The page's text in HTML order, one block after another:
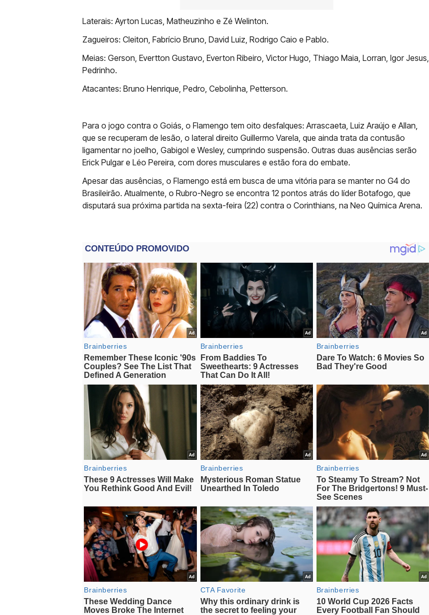
Laterais: Ayrton Lucas, Matheuzinho e Zé Welinton.
Zagueiros: Cleiton, Fabrício Bruno, David Luiz, Rodrigo Caio e Pablo.
Meias: Gerson, Evertton Gustavo, Everton Ribeiro, Victor Hugo, Thiago Maia, Lorran, Igor Jesus,
Pedrinho.
Atacantes: Bruno Henrique, Pedro, Cebolinha, Petterson.
Para o jogo contra o Goiás, o Flamengo tem oito desfalques: Arrascaeta, Luiz Araújo e Allan,
que se recuperam de lesão, o lateral direito Guillermo Varela, que ainda trata da contusão
ligamentar no joelho, Gabigol e Wesley, cumprindo suspensão. Outras duas ausências serão
Erick Pulgar e Léo Pereira, com dores musculares e estão fora do embate.
Apesar das ausências, o Flamengo está em busca de uma vitória para se manter no G4 do
Brasileirão. Atualmente, o Rubro-Negro se encontra 12 pontos atrás do líder Botafogo, que
disputará sua próxima partida na sexta-feira (22) contra o Corinthians, na Neo Química Arena.